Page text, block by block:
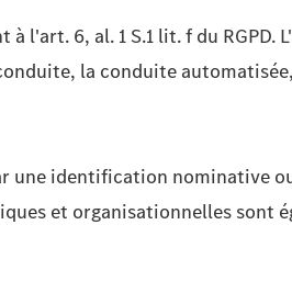
6, al. 1 S.1 lit. f du RGPD.
la conduite
une identification nominative
et organisationnelles sont